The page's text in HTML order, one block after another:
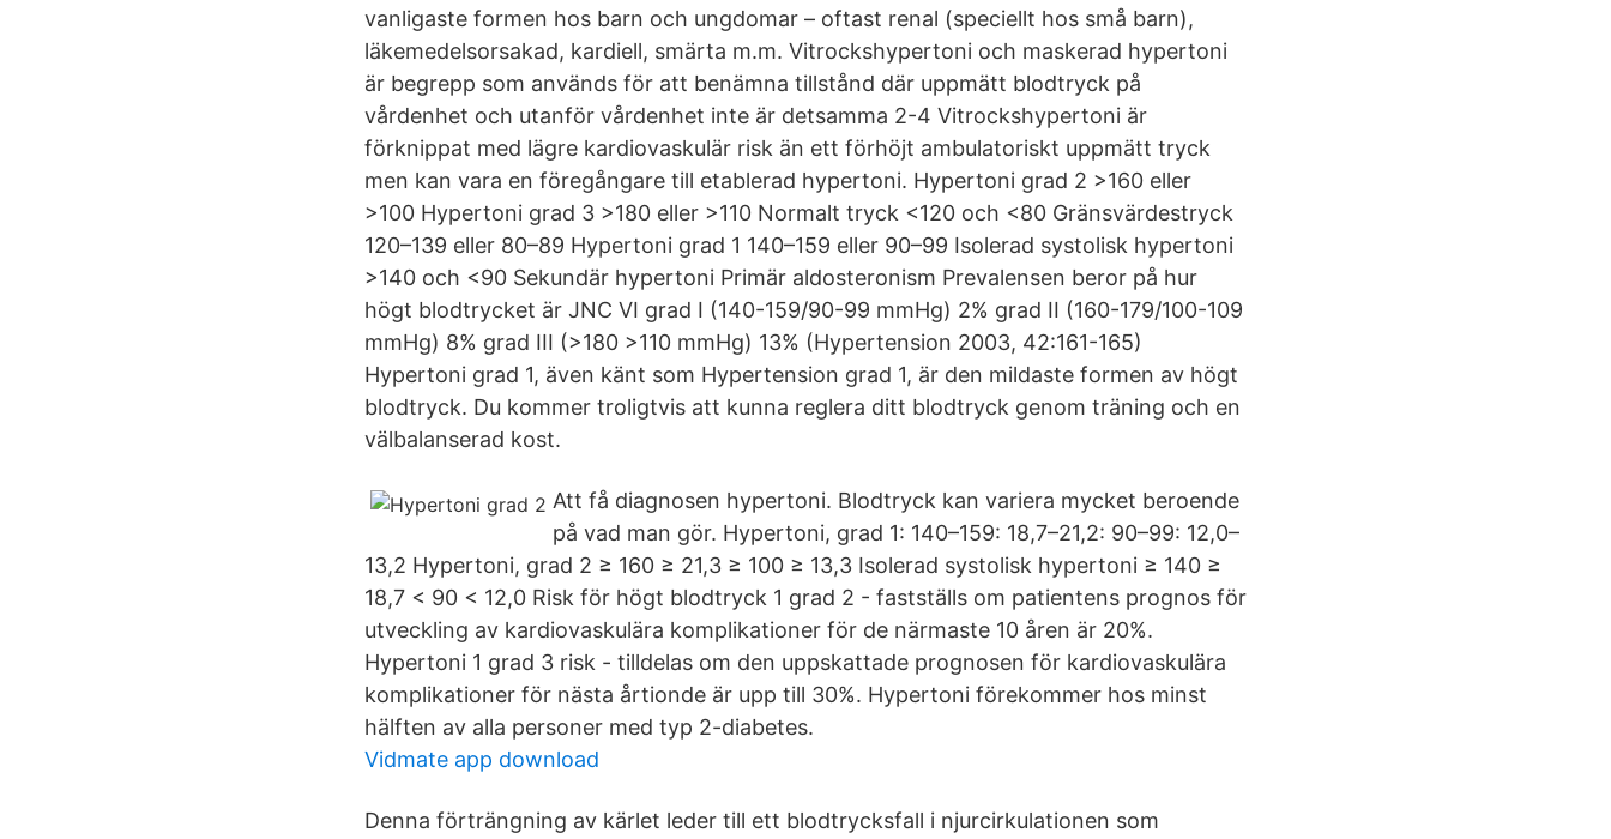
vanligaste formen hos barn och ungdomar – oftast renal (speciellt hos små barn),
läkemedelsorsakad, kardiell, smärta m.m. Vitrockshypertoni och maskerad hypertoni
är begrepp som används för att benämna tillstånd där uppmätt blodtryck på
vårdenhet och utanför vårdenhet inte är detsamma 2-4 Vitrockshypertoni är
förknippat med lägre kardiovaskulär risk än ett förhöjt ambulatoriskt uppmätt tryck
men kan vara en föregångare till etablerad hypertoni. Hypertoni grad 2 >160 eller
>100 Hypertoni grad 3 >180 eller >110 Normalt tryck <120 och <80 Gränsvärdestryck
120–139 eller 80–89 Hypertoni grad 1 140–159 eller 90–99 Isolerad systolisk hypertoni
>140 och <90 Sekundär hypertoni Primär aldosteronism Prevalensen beror på hur
högt blodtrycket är JNC VI grad I (140-159/90-99 mmHg) 2% grad II (160-179/100-109
mmHg) 8% grad III (>180 >110 mmHg) 13% (Hypertension 2003, 42:161-165)
Hypertoni grad 1, även känt som Hypertension grad 1, är den mildaste formen av högt
blodtryck. Du kommer troligtvis att kunna reglera ditt blodtryck genom träning och en
välbalanserad kost.
Att få diagnosen hypertoni. Blodtryck kan variera mycket beroende
på vad man gör. Hypertoni, grad 1: 140–159: 18,7–21,2: 90–99: 12,0–
13,2 Hypertoni, grad 2 ≥ 160 ≥ 21,3 ≥ 100 ≥ 13,3 Isolerad systolisk hypertoni ≥ 140 ≥
18,7 < 90 < 12,0 Risk för högt blodtryck 1 grad 2 - fastställs om patientens prognos för
utveckling av kardiovaskulära komplikationer för de närmaste 10 åren är 20%.
Hypertoni 1 grad 3 risk - tilldelas om den uppskattade prognosen för kardiovaskulära
komplikationer för nästa årtionde är upp till 30%. Hypertoni förekommer hos minst
hälften av alla personer med typ 2-diabetes.
Vidmate app download
Denna förträngning av kärlet leder till ett blodtrycksfall i njurcirkulationen som